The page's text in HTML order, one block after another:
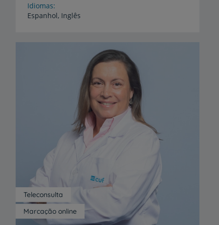
Idiomas
Espanhol, Inglês
Marcação online
Teleconsulta